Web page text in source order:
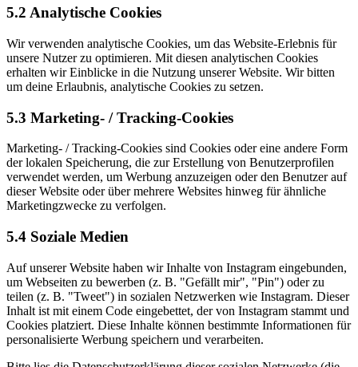
5.2 Analytische Cookies
Wir verwenden analytische Cookies, um das Website-Erlebnis für
unsere Nutzer zu optimieren. Mit diesen analytischen Cookies
erhalten wir Einblicke in die Nutzung unserer Website. Wir bitten
um deine Erlaubnis, analytische Cookies zu setzen.
5.3 Marketing- / Tracking-Cookies
Marketing- / Tracking-Cookies sind Cookies oder eine andere Form
der lokalen Speicherung, die zur Erstellung von Benutzerprofilen
verwendet werden, um Werbung anzuzeigen oder den Benutzer auf
dieser Website oder über mehrere Websites hinweg für ähnliche
Marketingzwecke zu verfolgen.
5.4 Soziale Medien
Auf unserer Website haben wir Inhalte von Instagram eingebunden,
um Webseiten zu bewerben (z. B. "Gefällt mir", "Pin") oder zu
teilen (z. B. "Tweet") in sozialen Netzwerken wie Instagram. Dieser
Inhalt ist mit einem Code eingebettet, der von Instagram stammt und
Cookies platziert. Diese Inhalte können bestimmte Informationen für
personalisierte Werbung speichern und verarbeiten.